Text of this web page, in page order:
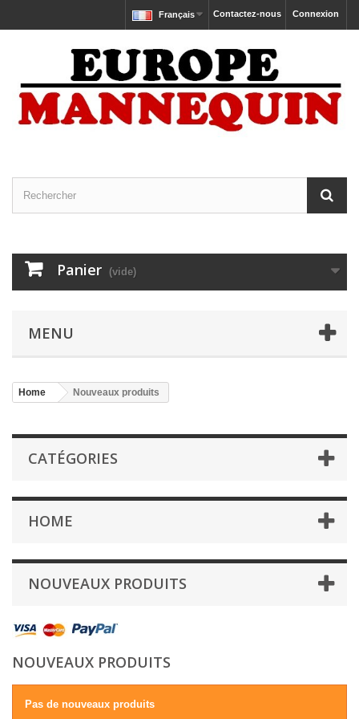
Connexion
Contactez-nous
Français
Panier (vide)
MENU
Home Nouveaux produits
CATÉGORIES
HOME
NOUVEAUX PRODUITS
NOUVEAUX PRODUITS
Pas de nouveaux produits